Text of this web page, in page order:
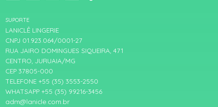
SUPORTE
LANICLÊ LINGERIE
CNPJ 01.923.064/0001-27
RUA JAIRO DOMINGUES SIQUEIRA, 471
CENTRO, JURUAIA/MG
CEP 37805-000
TELEFONE +55 (35) 3553-2550
WHATSAPP +55 (35) 99216-3456
adm@lanicle.com.br